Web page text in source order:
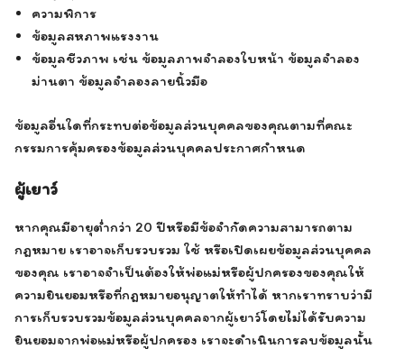
ความพิการ
ข้อมูลสหภาพแรงงาน
ข้อมูลชีวภาพ เช่น ข้อมูลภาพจำลองใบหน้า ข้อมูลจำลอง
ม่านตา ข้อมูลจำลองลายนิ้วมือ
ข้อมูลอื่นใดที่กระทบต่อข้อมูลส่วนบุคคลของคุณตามที่คณะ
กรรมการคุ้มครองข้อมูลส่วนบุคคลประกาศกำหนด
ผู้เยาว์
หากคุณมีอายุต่ำกว่า 20 ปีหรือมีข้อจำกัดความสามารถตาม
กฎหมาย เราอาจเก็บรวบรวม ใช้ หรือเปิดเผยข้อมูลส่วนบุคคล
ของคุณ เราอาจจำเป็นต้องให้พ่อแม่หรือผู้ปกครองของคุณให้
ความยินยอมหรือที่กฎหมายอนุญาตให้ทำได้ หากเราทราบว่ามี
การเก็บรวบรวมข้อมูลส่วนบุคคลจากผู้เยาว์โดยไม่ได้รับความ
ยินยอมจากพ่อแม่หรือผู้ปกครอง เราจะดำเนินการลบข้อมูลนั้น